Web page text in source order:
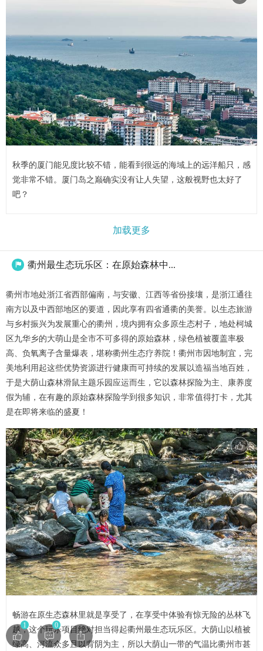
秋季的厦门能见度比较不错，能看到很远的海域上的远洋船只，感
觉非常不错。厦门岛之巅确实没有让人失望，这般视野也太好了
吧？
加载更多
 衢州最生态玩乐区：在原始森林中...
衢州市地处浙江省西部偏南，与安徽、江西等省份接壤，是浙江通往
南方以及中西部地区的要道，因此享有四省通衢的美誉。以生态旅游
与乡村振兴为发展重心的衢州，境内拥有众多原生态村子，地处柯城
区九华乡的大萌山是全市不可多得的原始森林，绿色植被覆盖率极
高、负氧离子含量爆表，堪称衢州生态疗养院！衢州市因地制宜，完
美地利用起这些优势资源进行健康而可持续的发展以造福当地百姓，
于是大荫山森林滑鼠主题乐园应运而生，它以森林探险为主、康养度
假为辅，在有趣的原始森林探险学到很多知识，非常值得打卡，尤其
是在即将来临的盛夏！
畅游在原生态森林里就是享受了，在享受中体验有惊无险的丛林飞
越，这个玩乐项目绝对担当得起衢州最生态玩乐区。大荫山以植被
绿高、河流众多且以背阴为主，所以大荫山一带的气温比衢州市甚
1 0